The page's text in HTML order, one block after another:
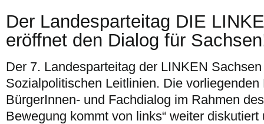
Der Landesparteitag DIE
eröffnet den Dialog für
Der 7. Landesparteitag der LINKEN
Sozialpolitischen Leitlinien. Die
BürgerInnen- und Fachdialog im Rahmen
Bewegung kommt von links“ weiter